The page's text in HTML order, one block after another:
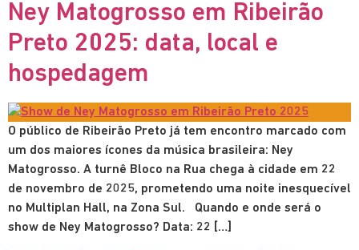
Ney Matogrosso em Ribeirão
Preto 2025: data, local e
hospedagem
O público de Ribeirão Preto já tem encontro marcado com
um dos maiores ícones da música brasileira: Ney
Matogrosso. A turnê Bloco na Rua chega à cidade em 22
de novembro de 2025, prometendo uma noite inesquecível
no Multiplan Hall, na Zona Sul. Quando e onde será o
show de Ney Matogrosso? Data: 22 […]